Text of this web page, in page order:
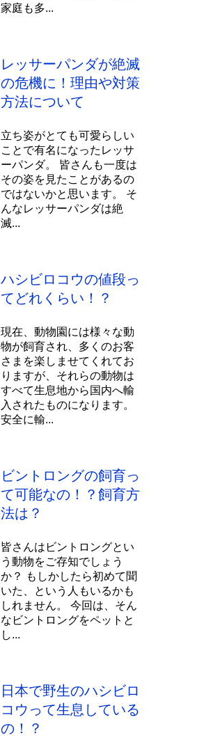
家庭も多...
レッサーパンダが絶滅
の危機に！理由や対策
方法について
立ち姿がとても可愛らしい
ことで有名になったレッサ
ーパンダ。 皆さんも一度は
その姿を見たことがあるの
ではないかと思います。 そ
んなレッサーパンダは絶
滅...
ハシビロコウの値段っ
てどれくらい！？
現在、動物園には様々な動
物が飼育され、多くのお客
さまを楽しませてくれてお
りますが、それらの動物は
すべて生息地から国内へ輸
入されたものになります。
安全に輸...
ビントロングの飼育っ
て可能なの！？飼育方
法は？
皆さんはビントロングとい
う動物をご存知でしょう
か？ もしかしたら初めて聞
いた、という人もいるかも
しれません。 今回は、そん
なビントロングをペットと
し...
日本で野生のハシビロ
コウって生息している
の！？